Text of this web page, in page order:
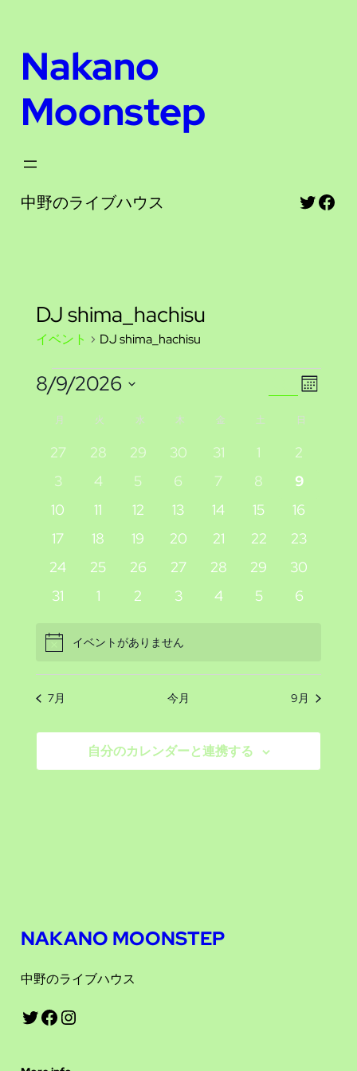
Nakano
Moonstep
中野のライブハウス Twitter
DJ shima_hachisu
イベント DJ shima_hachisu
イ
ベ
ン
ト
イ
ン
ト
を
検
索
ナ
ビ
ゲ
索
イ
ベ
ン
ト
ビ
ュ
ー
ナ
ゲ
ー
シ
カ
ン
ダ
表
示
8/9/2026
を
択
イ
ベ
ン
ト
の
カ
レ
ン
ダ
ー
月 火 水 木 金 土 日
0
イ
ン
ト
27
0
イ
ン
ト
28
0
イ
ン
ト
29
0
イ
ン
ト
30
0
イ
ン
ト
31
0
イ
ン
ト
1
0
イ
ン
ト
2
0
イ
ン
ト
3
0
イ
ン
ト
4
0
イ
ン
ト
5
0
イ
ン
ト
6
0
イ
ン
ト
7
0
イ
ン
ト
8
0
イ
ン
ト
9
0
イ
ン
ト
10
0
イ
ン
ト
11
0
イ
ン
ト
12
0
イ
ン
ト
13
0
イ
ン
ト
14
0
イ
ン
ト
15
0
イ
ン
ト
16
0
イ
ン
17
0
イ
ン
18
0
イ
ン
19
0
イ
ン
20
0
イ
ン
21
0
イ
ン
22
0
イ
ン
23
0
イ
ン
ト
24
0
イ
ト
25
0
イ
ト
26
0
イ
ト
27
0
イ
28
0
イ
29
0
イ
30
0
ベ
ト
31
0
ベ
ト
1
0
ベ
ト
2
0
ベ
ト
3
0
ト
4
0
ト
5
0
ト
6
Noticeイベントがありません
7月 今月 9月
自分のカレンダーと連携する
NAKANO MOONSTEP
中野のライブハウス
Twitter Facebook Instagram